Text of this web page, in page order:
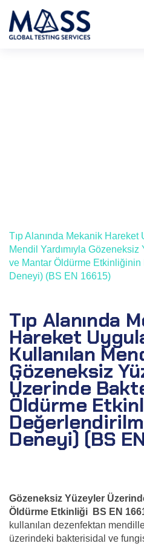
Tıp Alanında Mekanik
Mendil Yardımıyla
ve Mantar Öldürme
Deneyi) (BS EN 16615)
Tıp Alanında
Hareket
Kullanılan
Gözeneksiz
Üzerinde
Öldürme
Deneyi) (BS
Gözeneksiz Yüzeyler
Öldürme Etkinliği BS EN
kullanılan dezenfektan
üzerindeki bakterisidal ve